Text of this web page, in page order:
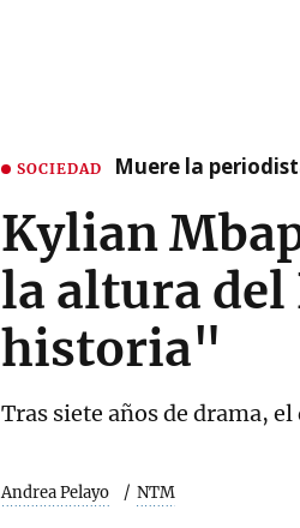
SOCIEDAD Muere la
Kylian
la altura del
historia"
Tras siete años de drama,
Andrea Pelayo NTM